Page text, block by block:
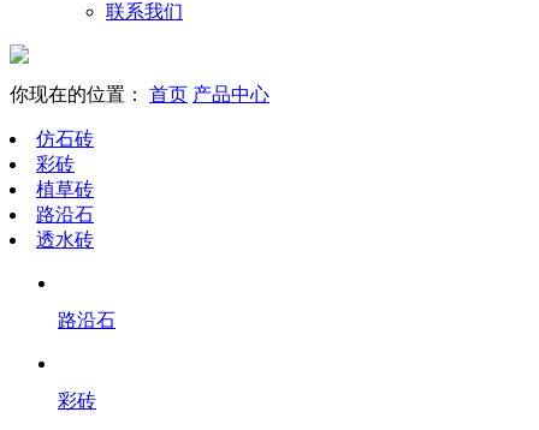
联系我们
你现在的位置： 首页 产品中心
仿石砖
彩砖
植草砖
路沿石
透水砖
路沿石
彩砖